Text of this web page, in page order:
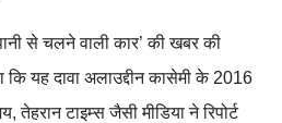
से चलने वाली कार’ की खबर की
कि यह दावा अलाउद्दीन कासेमी के 2016
टाइम्स जैसी मीडिया ने रिपोर्ट